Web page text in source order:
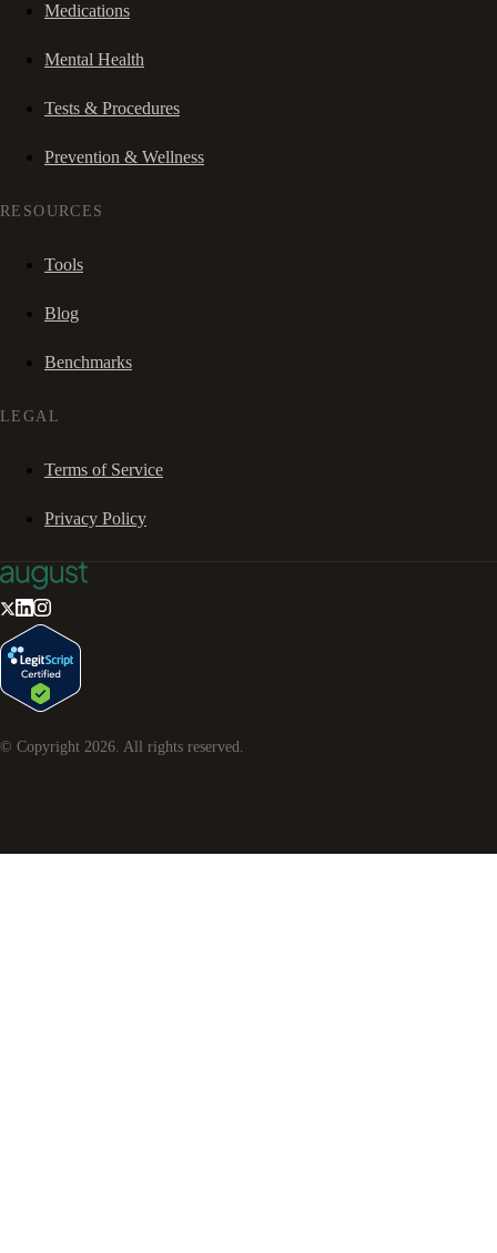
Medications
Mental Health
Tests & Procedures
Prevention & Wellness
RESOURCES
Tools
Blog
Benchmarks
LEGAL
Terms of Service
Privacy Policy
© Copyright 2026. All rights reserved.